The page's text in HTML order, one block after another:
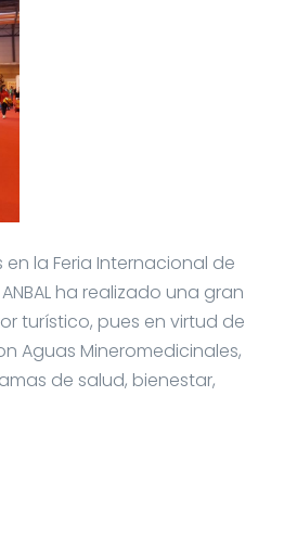
la Feria Internacional de
ha realizado una gran
turístico, pues en virtud de
Aguas Mineromedicinales,
de salud, bienestar,